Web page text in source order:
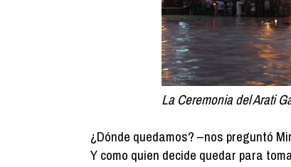
La Ceremonia del Arati
¿Dónde quedamos? –nos preguntó
Y como quien decide quedar para